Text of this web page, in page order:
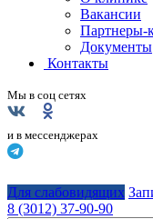
Вакансии
Партнеры-
Документы
Контакты
Мы в соц сетях
и в мессенджерах
Для слабовидящих
8 (3012) 37-90-90